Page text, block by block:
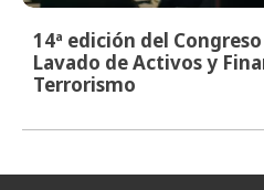
14ª edición del
Lavado de Activos y
Terrorismo